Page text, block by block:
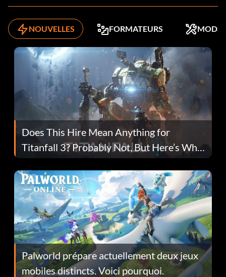
NOUVELLES FORMATEURS MODS
Does This Hire Mean Anything for
Titanfall 3? Probably Not, But Here’s Why
Fans Are Hopeful
Palworld prépare actuellement deux jeux
mobiles distincts. Voici pourquoi.